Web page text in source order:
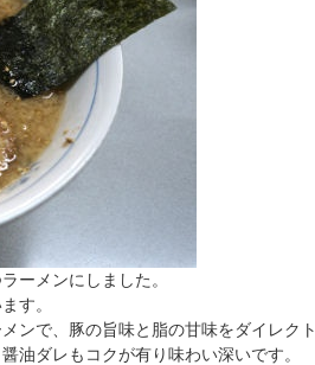
ーメンにしました。
す。
ンで、豚の旨味と脂の甘味をダイレクト
油ダレもコクが有り味わい深いです。